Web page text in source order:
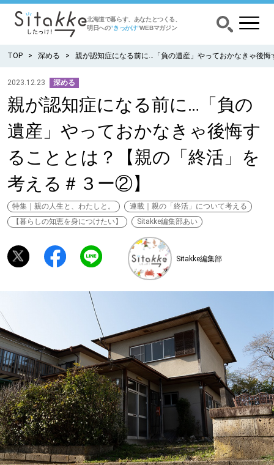
北海道で暮らす、あなたとつくる、
明日への”きっかけ”WEBマガジン
CATEGORY カテゴリー
食べる
暮らす
ゆるむ
SitakkeTV
LOCAL ローカルエリア
all
TOP 深める 親が認知症になる前に…「負の遺産」やっておかなきゃ後
2023.12.23 深める
親が認知症になる前に…「負の
遺産」やっておかなきゃ後悔す
ることとは？【親の「終活」を
考える＃３ー②】
特集｜親の人生と、わたしと。
連載｜親の「終活」について考える
【暮らしの知恵を身につけたい】
Sitakke編集部あい
Sitakke編集部